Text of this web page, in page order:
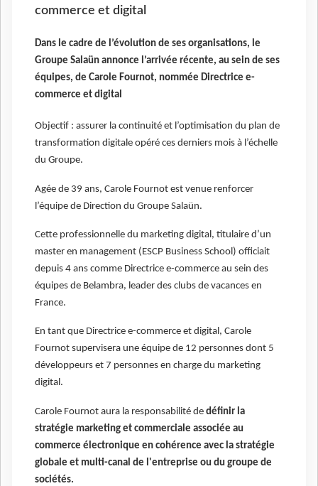
commerce et digital
Dans le cadre de l’évolution de ses organisations, le
Groupe Salaün annonce l’arrivée récente, au sein de ses
équipes, de Carole Fournot, nommée Directrice e-
commerce et digital
Objectif : assurer la continuité et l’optimisation du plan de
transformation digitale opéré ces derniers mois à l’échelle
du Groupe.
Agée de 39 ans, Carole Fournot est venue renforcer
l’équipe de Direction du Groupe Salaün.
Cette professionnelle du marketing digital, titulaire d’un
master en management (ESCP Business School) officiait
depuis 4 ans comme Directrice e-commerce au sein des
équipes de Belambra, leader des clubs de vacances en
France.
En tant que Directrice e-commerce et digital, Carole
Fournot supervisera une équipe de 12 personnes dont 5
développeurs et 7 personnes en charge du marketing
digital.
Carole Fournot aura la responsabilité de définir la
stratégie marketing et commerciale associée au
commerce électronique en cohérence avec la stratégie
globale et multi-canal de l'entreprise ou du groupe de
sociétés.